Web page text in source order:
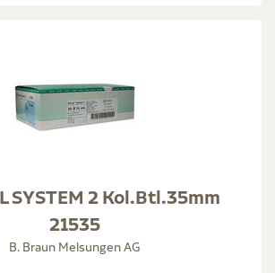
SYSTEM 2 Kol.Btl.35mm
21535
B. Braun Melsungen AG